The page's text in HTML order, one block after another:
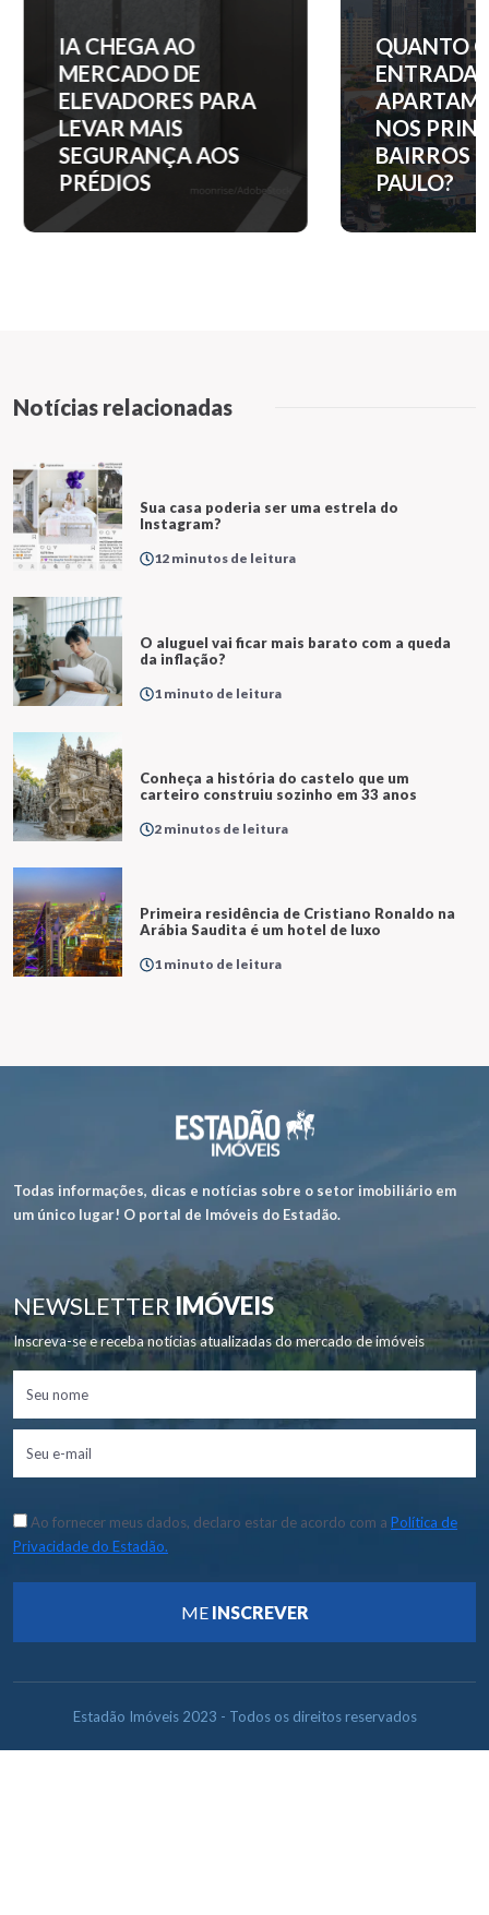
IA CHEGA AO
MERCADO DE
ELEVADORES PARA
LEVAR MAIS
SEGURANÇA AOS
PRÉDIOS
QUANTO
ENTRADA
NOS
BAIRROS
PAULO?
Notícias relacionadas
Sua casa poderia ser uma estrela do
Instagram?
12 minutos de leitura
O aluguel vai ficar mais barato com a queda
da inflação?
1 minuto de leitura
Conheça a história do castelo que um
carteiro construiu sozinho em 33 anos
2 minutos de leitura
Primeira residência de Cristiano Ronaldo na
Arábia Saudita é um hotel de luxo
1 minuto de leitura
Todas informações, dicas e notícias sobre o setor imobiliário em
um único lugar! O portal de Imóveis do Estadão.
NEWSLETTERIMÓVEIS
Inscreva-se e receba notícias atualizadas do mercado de imóveis
Ao fornecer meus dados, declaro estar de acordo com a Política de
Privacidade do Estadão.
ME INSCREVER
Estadão Imóveis 2023 - Todos os direitos reservados